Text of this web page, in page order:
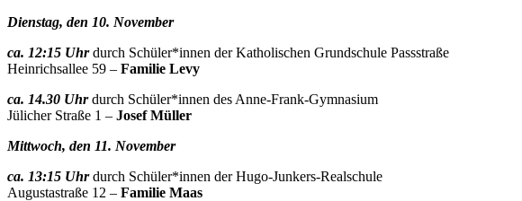
Dienstag, den 10. November
ca. 12:15 Uhrdurch Schüler*innen der Katholischen Grundschule Passstraße
Heinrichsallee 59 – Familie Levy
ca. 14.30 Uhrdurch Schüler*innen des Anne-Frank-Gymnasium
Jülicher Straße 1 – Josef Müller
Mittwoch, den 11. November
ca. 13:15 Uhrdurch Schüler*innen der Hugo-Junkers-Realschule
Augustastraße 12 – Familie Maas